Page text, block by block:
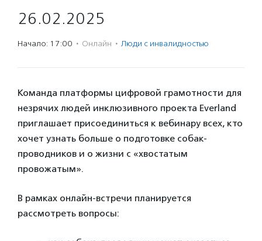
26.02.2025
Начало: 17:00 · Онлайн · Люди с инвалидностью
Команда платформы цифровой грамотности для
незрячих людей инклюзивного проекта Everland
приглашает присоединиться к вебинару всех, кто
хочет узнать больше о подготовке собак-
проводников и о жизни с «хвостатым
провожатым».
В рамках онлайн-встречи планируется
рассмотреть вопросы: